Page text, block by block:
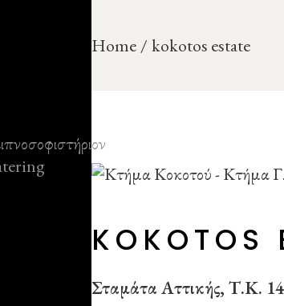
Home kokotos estate
KOKOTOS
Σταμάτα Αττικής, Τ.Κ.